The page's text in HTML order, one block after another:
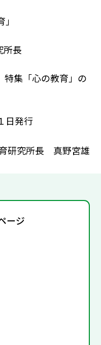
長
集「心の教育」の
日発行
研究所長 真野宮雄
ージ